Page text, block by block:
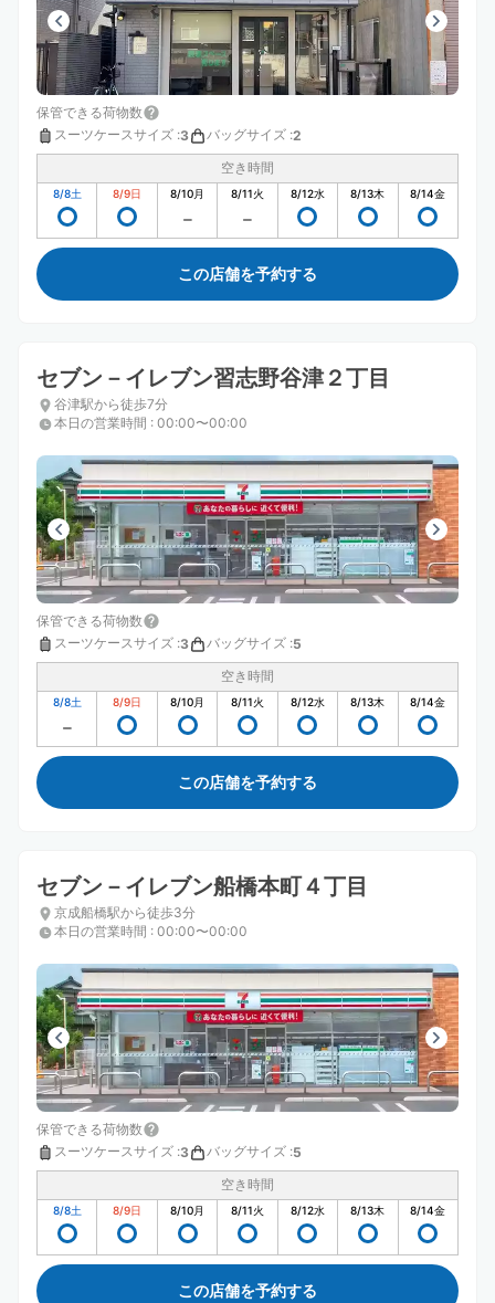
保管できる荷物数
スーツケースサイズ :3 バッグサイズ :2
空き時間
8/8土 8/9日 8/10月 8/11火 8/12水 8/13木 8/14金
この店舗を予約する
セブン－イレブン習志野谷津２丁目
谷津駅から徒歩7分
本日の営業時間 : 00:00〜00:00
保管できる荷物数
スーツケースサイズ :3 バッグサイズ :5
空き時間
8/8土 8/9日 8/10月 8/11火 8/12水 8/13木 8/14金
この店舗を予約する
セブン－イレブン船橋本町４丁目
京成船橋駅から徒歩3分
本日の営業時間 : 00:00〜00:00
保管できる荷物数
スーツケースサイズ :3 バッグサイズ :5
空き時間
8/8土 8/9日 8/10月 8/11火 8/12水 8/13木 8/14金
この店舗を予約する